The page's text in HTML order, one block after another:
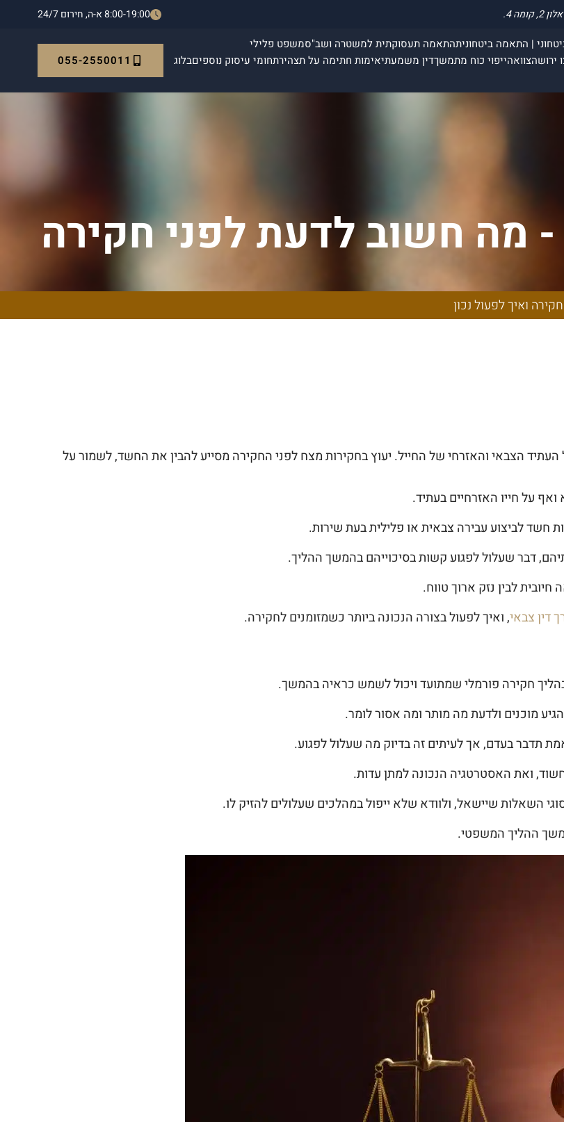
8:00-19:00 א-ה, חירום 24/7
| התאמה ביטחוניתהתאמה תעסוקתית למשטרה ושב"סמשפט פלילי
ירושהצוואהייפוי כוח מתמשךדין משמעתיאימות חתימה על תצהירתחומי עיסוק נוספיםבלוג
055-2550011
- מה חשוב לדעת לפני חקירה
לפעול נכון
ואיך לפעול נכון
הצבאי והאזרחי של החייל. יעוץ בחקירות מצח לפני החקירה מסייע להבין את החשד, לשמור על
על חייו האזרחיים בעתיד.
לביצוע עבירה צבאית או פלילית בעת שירות.
דבר שעלול לפגוע קשות בסיכוייהם בהמשך ההליך.
לבין נזק ארוך טווח.
דין צבאי, ואיך לפעול בצורה הנכונה ביותר כשמזומנים לחקירה.
חקירה פורמלי שמתועד ויכול לשמש כראיה בהמשך.
מוכנים ולדעת מה מותר ומה אסור לומר.
תדבר בעדם, אך לעיתים זה בדיוק מה שעלול לפגוע.
ואת האסטרטגיה הנכונה למתן עדות.
השאלות שיישאל, ולוודא שלא ייפול במהלכים שעלולים להזיק לו.
ההליך המשפטי.